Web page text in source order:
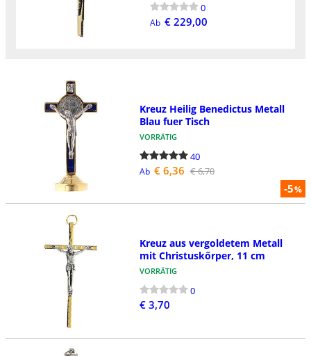
0
Ab € 229,00
-5%
Kreuz Heilig Benedictus Metall
Blau fuer Tisch
VORRÄTIG
40
Ab € 6,36 € 6,70
Kreuz aus vergoldetem Metall
mit Christuskőrper, 11 cm
VORRÄTIG
0
€ 3,70